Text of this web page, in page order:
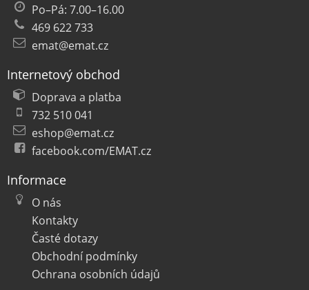
Po–Pá: 7.00–16.00
469 622 733
emat@emat.cz
Internetový obchod
Doprava a platba
732 510 041
eshop@emat.cz
facebook.com/EMAT.cz
Informace
O nás
Kontakty
Časté dotazy
Obchodní podmínky
Ochrana osobních údajů